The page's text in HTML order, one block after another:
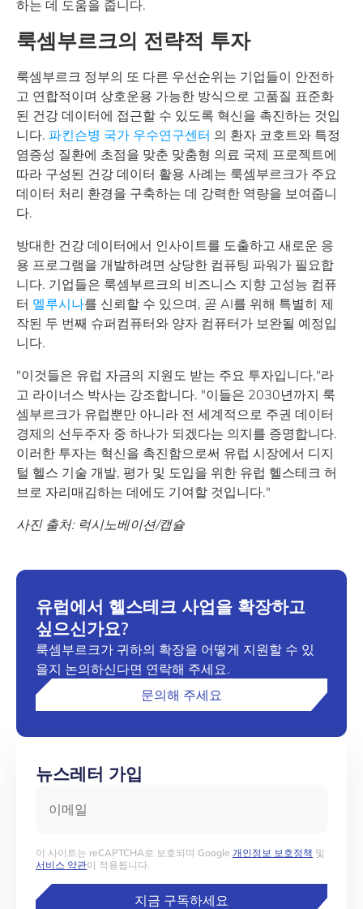
하는 데 도움을 줍니다.
룩셈부르크의 전략적 투자
룩셈부르크 정부의 또 다른 우선순위는 기업들이 안전하
고 연합적이며 상호운용 가능한 방식으로 고품질 표준화
된 건강 데이터에 접근할 수 있도록 혁신을 촉진하는 것입
니다. 파킨슨병 국가 우수연구센터 의 환자 코호트와 특정
염증성 질환에 초점을 맞춘 맞춤형 의료 국제 프로젝트에
따라 구성된 건강 데이터 활용 사례는 룩셈부르크가 주요
데이터 처리 환경을 구축하는 데 강력한 역량을 보여줍니
다.
방대한 건강 데이터에서 인사이트를 도출하고 새로운 응
용 프로그램을 개발하려면 상당한 컴퓨팅 파워가 필요합
니다. 기업들은 룩셈부르크의 비즈니스 지향 고성능 컴퓨
터 멜루시나를 신뢰할 수 있으며, 곧 AI를 위해 특별히 제
작된 두 번째 슈퍼컴퓨터와 양자 컴퓨터가 보완될 예정입
니다.
"이것들은 유럽 자금의 지원도 받는 주요 투자입니다,"라
고 라이너스 박사는 강조합니다. "이들은 2030년까지 룩
셈부르크가 유럽뿐만 아니라 전 세계적으로 주권 데이터
경제의 선두주자 중 하나가 되겠다는 의지를 증명합니다.
이러한 투자는 혁신을 촉진함으로써 유럽 시장에서 디지
털 헬스 기술 개발, 평가 및 도입을 위한 유럽 헬스테크 허
브로 자리매김하는 데에도 기여할 것입니다."
사진 출처: 럭시노베이션/캡슐
유럽에서 헬스테크 사업을 확장하고
싶으신가요?
룩셈부르크가 귀하의 확장을 어떻게 지원할 수 있
을지 논의하신다면 연락해 주세요.
문의해 주세요
뉴스레터 가입
이 사이트는 reCAPTCHA로 보호되며 Google 개인정보 보호정책 및
서비스 약관이 적용됩니다.
지금 구독하세요